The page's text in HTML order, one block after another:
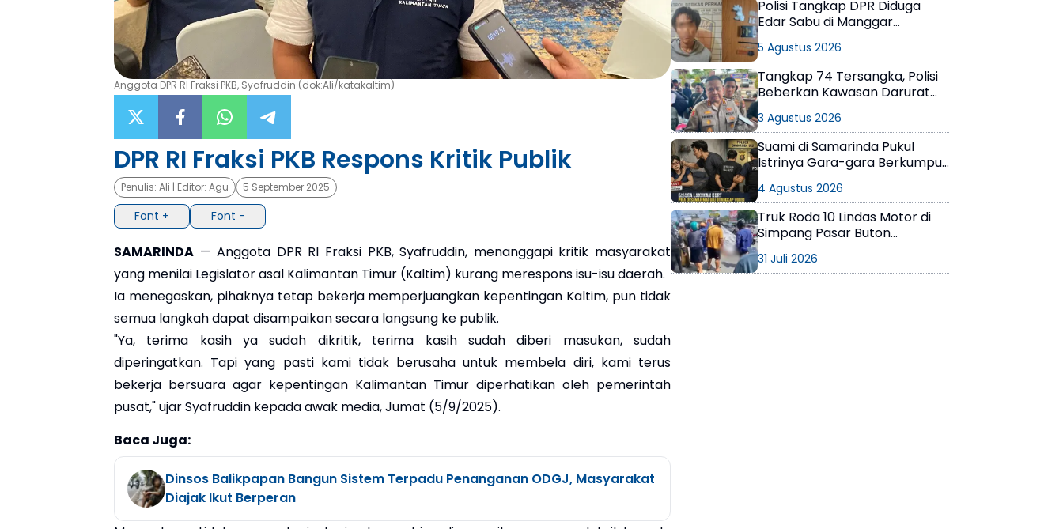
Anggota DPR RI Fraksi PKB, Syafruddin (dok:Ali/katakaltim)
DPR RI Fraksi PKB Respons Kritik Publik
Penulis: Ali | Editor: Agu 5 September 2025
Font + Font -
SAMARINDA — Anggota DPR RI Fraksi PKB, Syafruddin, menanggapi kritik masyarakat
yang menilai Legislator asal Kalimantan Timur (Kaltim) kurang merespons isu-isu daerah.
Ia menegaskan, pihaknya tetap bekerja memperjuangkan kepentingan Kaltim, pun tidak
semua langkah dapat disampaikan secara langsung ke publik.
"Ya, terima kasih ya sudah dikritik, terima kasih sudah diberi masukan, sudah
diperingatkan. Tapi yang pasti kami tidak berusaha untuk membela diri, kami terus
bekerja bersuara agar kepentingan Kalimantan Timur diperhatikan oleh pemerintah
pusat," ujar Syafruddin kepada awak media, Jumat (5/9/2025).
Baca Juga:
Dinsos Balikpapan Bangun Sistem Terpadu Penanganan ODGJ, Masyarakat
Diajak Ikut Berperan
Polisi Tangkap DPR Diduga
Edar Sabu di Manggar
5 Agustus 2026
Tangkap 74 Tersangka, Polisi
Beberkan Kawasan Darurat
3 Agustus 2026
Suami di Samarinda Pukul
Istrinya Gara-gara Berkumpul
4 Agustus 2026
Truk Roda 10 Lindas Motor di
Simpang Pasar Buton
di Lokasi
31 Juli 2026